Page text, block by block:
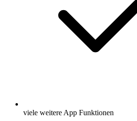
viele weitere App Funktionen